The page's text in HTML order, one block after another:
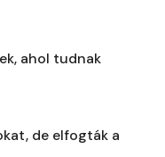
ahol tudnak
de elfogták a